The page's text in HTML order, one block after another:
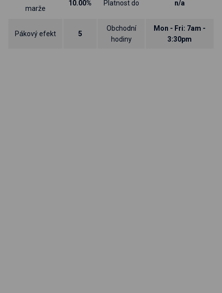
marže
10.00% Platnost do n/a
Pákový efekt 5
Obchodní
hodiny
Mon - Fri: 7am -
3:30pm